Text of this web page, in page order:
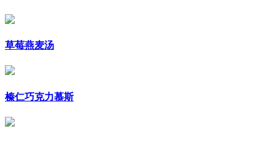
草莓燕麦汤
榛仁巧克力慕斯